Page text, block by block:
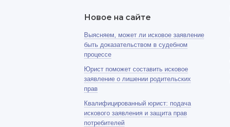
Новое на сайте
Выясняем, может ли исковое заявление
быть доказательством в судебном
процессе
Юрист поможет составить исковое
заявление о лишении родительских
прав
Квалифицированный юрист: подача
искового заявления и защита прав
потребителей